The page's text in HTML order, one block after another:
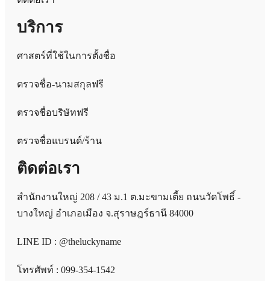
บริการ
ศาสตร์ที่ใช้ในการตั้งชื่อ
ตรวจชื่อ-นามสกุลฟรี
ตรวจชื่อบริษัทฟรี
ตรวจชื่อแบรนด์/ร้าน
ติดต่อเรา
สำนักงานใหญ่ 208 / 43 ม.1 ต.มะขามเตี้ย ถนนวัดโพธิ์ -
บางใหญ่ อำเภอเมือง จ.สุราษฎร์ธานี 84000
LINE ID : @theluckyname
โทรศัพท์ : 099-354-1542